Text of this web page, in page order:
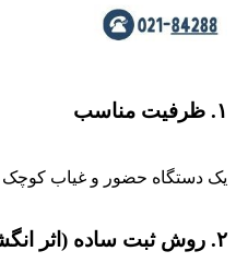
۱. ظرفیت مناسب
یک دستگاه حضور و غیاب کوچک باید حداقل ظرفیت ثبت ۵۰ تا ۱۰۰ کارمند را داشته باشد. این ظرفیت نه تنها
۲. روش ثبت ساده (اثر انگشت یا کارت)